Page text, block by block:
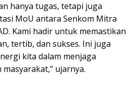
hanya tugas, tetapi juga
MoU antara Senkom Mitra
Kami hadir untuk memastikan
tertib, dan sukses. Ini juga
kita dalam menjaga
ujarnya.